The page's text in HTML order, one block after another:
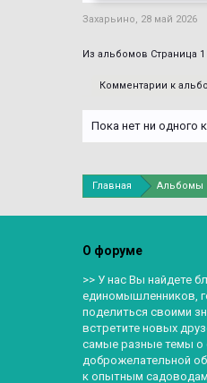
Захарьино, 28 май 2026
Страница
Комментарии к
Пока нет ни одного
Главная Альбомы
О форуме
>> У нас Вы найдете
единомышленников,
поделиться своими
встретите новых
самые разные темы о
доброжелательной
к опытным